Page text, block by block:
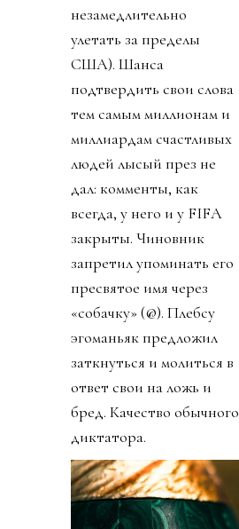
незамедлительно
улетать за пределы
США). Шанса
подтвердить свои слова
тем самым миллионам и
миллиардам счастливых
людей лысый през не
дал: комменты, как
всегда, у него и у FIFA
закрыты. Чиновник
запретил упоминать его
пресвятое имя через
«собачку» (@). Плебсу
эгоманьяк предложил
заткнуться и молиться в
ответ свои на ложь и
бред. Качество обычного
диктатора.